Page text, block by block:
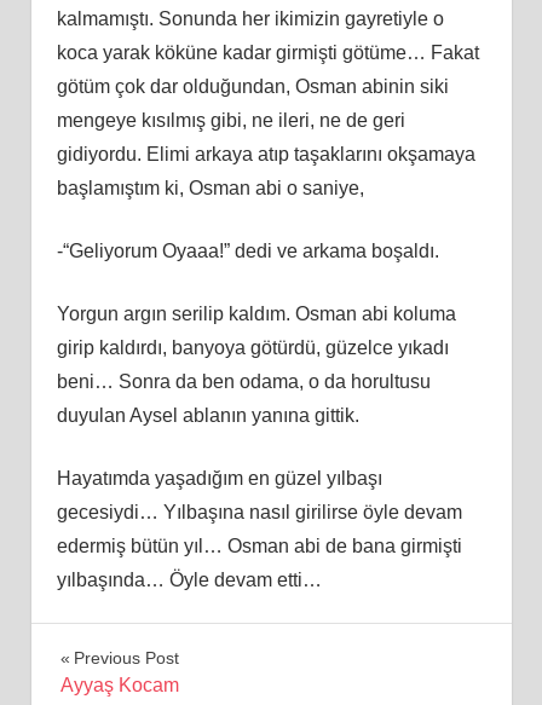
kalmamıştı. Sonunda her ikimizin gayretiyle o
koca yarak köküne kadar girmişti götüme… Fakat
götüm çok dar olduğundan, Osman abinin siki
mengeye kısılmış gibi, ne ileri, ne de geri
gidiyordu. Elimi arkaya atıp taşaklarını okşamaya
başlamıştım ki, Osman abi o saniye,
-“Geliyorum Oyaaa!” dedi ve arkama boşaldı.
Yorgun argın serilip kaldım. Osman abi koluma
girip kaldırdı, banyoya götürdü, güzelce yıkadı
beni… Sonra da ben odama, o da horultusu
duyulan Aysel ablanın yanına gittik.
Hayatımda yaşadığım en güzel yılbaşı
gecesiydi… Yılbaşına nasıl girilirse öyle devam
edermiş bütün yıl… Osman abi de bana girmişti
yılbaşında… Öyle devam etti…
Yazı
Previous Post
Ayyaş Kocam